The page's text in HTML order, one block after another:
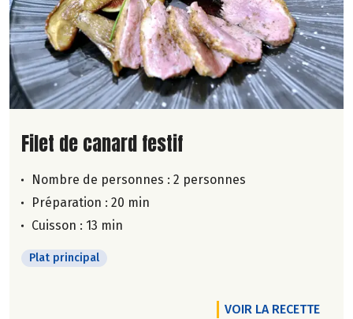
Lire la suite de la recette
Filet de canard festif
Nombre de personnes : 2 personnes
Préparation : 20 min
Cuisson : 13 min
Plat principal
VOIR LA RECETTE